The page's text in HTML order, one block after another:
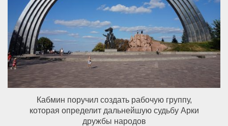
Кабмин поручил создать рабочую группу,
которая определит дальнейшую судьбу Арки
дружбы народов